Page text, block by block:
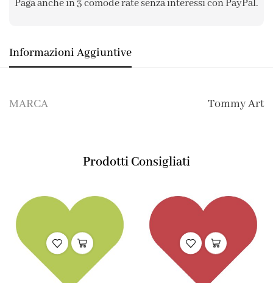
Paga anche in 3 comode rate senza interessi con PayPal.
Informazioni Aggiuntive
MARCA Tommy Art
Prodotti Consigliati